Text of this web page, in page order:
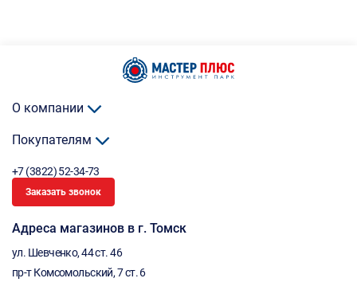
О компании
Покупателям
+7 (3822) 52-34-73
Заказать звонок
Адреса магазинов в г. Томск
ул. Шевченко, 44 ст. 46
пр-т Комсомольский, 7 ст. 6